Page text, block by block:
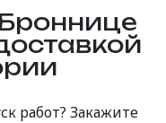
работ? Закажите